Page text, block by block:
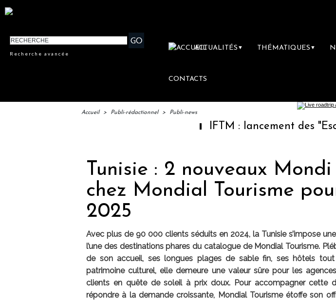
Recherche avancée
ACTUALITÉS ▼ THÉMATIQUES ▼
CONTACTS
Accueil > Publi-rédactionnel > Publi-news
IFTM : lancement des "Escales
Tunisie : 2 nouveaux
chez Mondial Tourisme
2025
Avec plus de 90 000 clients séduits en 2024, la Tunisie s’impose
l’une des destinations phares du catalogue de Mondial Tourisme.
de son accueil, ses longues plages de sable fin, ses hôtels
patrimoine culturel, elle demeure une valeur sûre pour les
clients en quête de soleil à prix doux. Pour accompagner cette
répondre à la demande croissante, Mondial Tourisme étoffe son